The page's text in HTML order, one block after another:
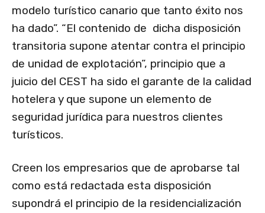
modelo turístico canario que tanto éxito nos
ha dado”. “El contenido de dicha disposición
transitoria supone atentar contra el principio
de unidad de explotación”, principio que a
juicio del CEST ha sido el garante de la calidad
hotelera y que supone un elemento de
seguridad jurídica para nuestros clientes
turísticos.
Creen los empresarios que de aprobarse tal
como está redactada esta disposición
supondrá el principio de la residencialización